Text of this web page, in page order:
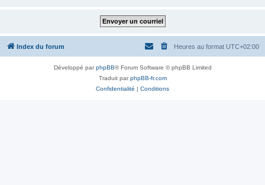
Index du forum Heures au format UTC+02:00
Développé parphpBB® Forum Software © phpBB Limited
Traduit parphpBB-fr.com
Confidentialité | Conditions